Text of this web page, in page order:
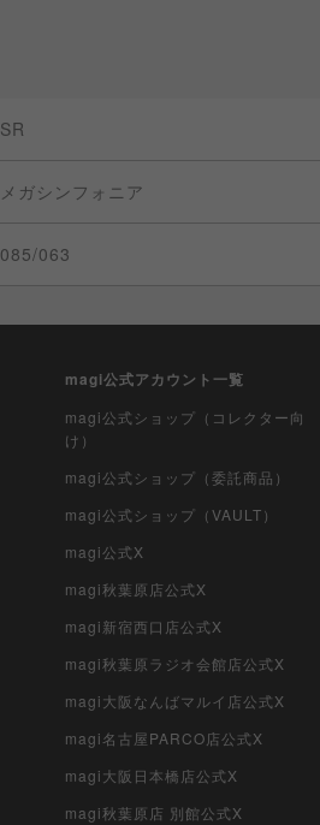
SR
メガシンフォニア
085/063
magi公式アカウント一覧
magi公式ショップ（コレクター向
け）
magi公式ショップ（委託商品）
magi公式ショップ（VAULT）
magi公式X
magi秋葉原店公式X
magi新宿西口店公式X
magi秋葉原ラジオ会館店公式X
magi大阪なんばマルイ店公式X
magi名古屋PARCO店公式X
magi大阪日本橋店公式X
magi秋葉原店 別館公式X